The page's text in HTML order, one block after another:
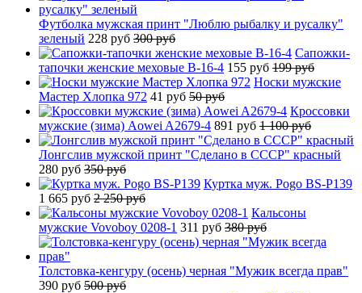
Футболка мужская принт "Люблю рыбалку и русалку"
зеленый 228 руб 300 руб
Сапожки-
тапочки женские меховые B-16-4 155 руб 199 руб
Носки мужские
Мастер Хлопка 972 41 руб 50 руб
Кроссовки
мужские (зима) Aowei A2679-4 891 руб 1 100 руб
Лонгслив мужской принт "Сделано в СССР" красный
280 руб 350 руб
Куртка муж. Pogo BS-P139
1 665 руб 2 250 руб
Кальсоны
мужские Vovoboy 0208-1 311 руб 380 руб
Толстовка-кенгуру (осень) черная "Мужик всегда прав"
390 руб 500 руб